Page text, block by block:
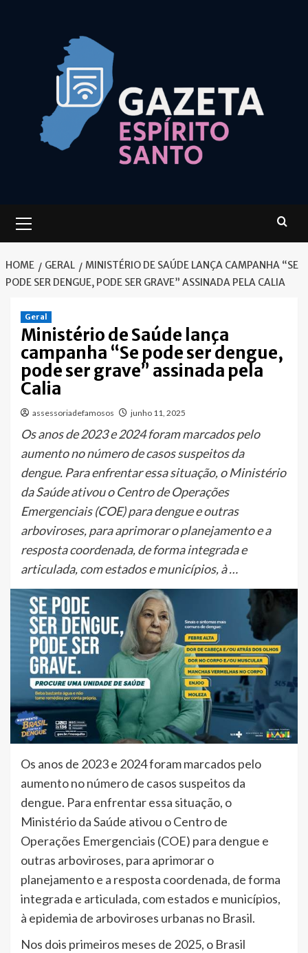
Menu
HOME GERAL
MINISTÉRIO DE SAÚDE LANÇA CAMPANHA “SE
PODE SER DENGUE, PODE SER GRAVE” ASSINADA PELA CALIA
Geral
Ministério de Saúde lança
campanha “Se pode ser dengue,
pode ser grave” assinada pela
Calia
assessoriadefamosos junho 11, 2025
Os anos de 2023 e 2024 foram marcados pelo
aumento no número de casos suspeitos da
dengue. Para enfrentar essa situação, o Ministério
da Saúde ativou o Centro de Operações
Emergenciais (COE) para dengue e outras
arboviroses, para aprimorar o planejamento e a
resposta coordenada, de forma integrada e
articulada, com estados e municípios, à …
Os anos de 2023 e 2024 foram marcados pelo
aumento no número de casos suspeitos da
dengue. Para enfrentar essa situação, o
Ministério da Saúde ativou o Centro de
Operações Emergenciais (COE) para dengue e
outras arboviroses, para aprimorar o
planejamento e a resposta coordenada, de forma
integrada e articulada, com estados e municípios,
à epidemia de arboviroses urbanas no Brasil.
Nos dois primeiros meses de 2025, o Brasil